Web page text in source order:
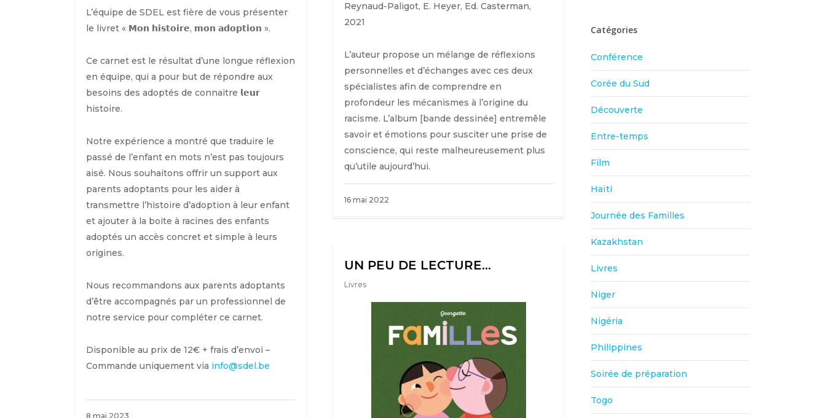
L’équipe de SDEL est fière de vous présenter
le livret « 𝗠𝗼𝗻 𝗵𝗶𝘀𝘁𝗼𝗶𝗿𝗲, 𝗺𝗼𝗻 𝗮𝗱𝗼𝗽𝘁𝗶𝗼𝗻 ».
Ce carnet est le résultat d’une longue réflexion
en équipe, qui a pour but de répondre aux
besoins des adoptés de connaitre 𝗹𝗲𝘂𝗿
histoire.
Notre expérience a montré que traduire le
passé de l’enfant en mots n’est pas toujours
aisé. Nous souhaitons offrir un support aux
parents adoptants pour les aider à
transmettre l’histoire d’adoption à leur enfant
et ajouter à la boite à racines des enfants
adoptés un accès concret et simple à leurs
origines.
Nous recommandons aux parents adoptants
d’être accompagnés par un professionnel de
notre service pour compléter ce carnet.
Disponible au prix de 12€ + frais d’envoi –
Commande uniquement via info@sdel.be
8 mai 2023
Reynaud-Paligot, E. Heyer, Ed. Casterman,
2021
L’auteur propose un mélange de réflexions
personnelles et d’échanges avec ces deux
spécialistes afin de comprendre en
profondeur les mécanismes à l’origine du
racisme. L’album [bande dessinée] entremêle
savoir et émotions pour susciter une prise de
conscience, qui reste malheureusement plus
qu’utile aujourd’hui.
16 mai 2022
UN PEU DE LECTURE…
Livres
Catégories
Conférence
Corée du Sud
Découverte
Entre-temps
Film
Haïti
Journée des Familles
Kazakhstan
Livres
Niger
Nigéria
Philippines
Soirée de préparation
Togo